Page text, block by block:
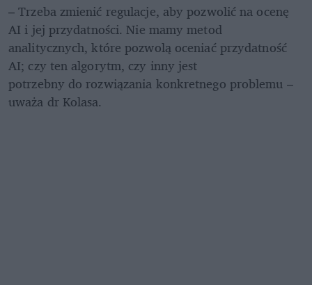
– Trzeba zmienić regulacje, aby pozwolić na ocenę
AI i jej przydatności. Nie mamy metod
analitycznych, które pozwolą oceniać przydatność
AI; czy ten algorytm, czy inny jest
potrzebny do rozwiązania konkretnego problemu –
uważa dr Kolasa.